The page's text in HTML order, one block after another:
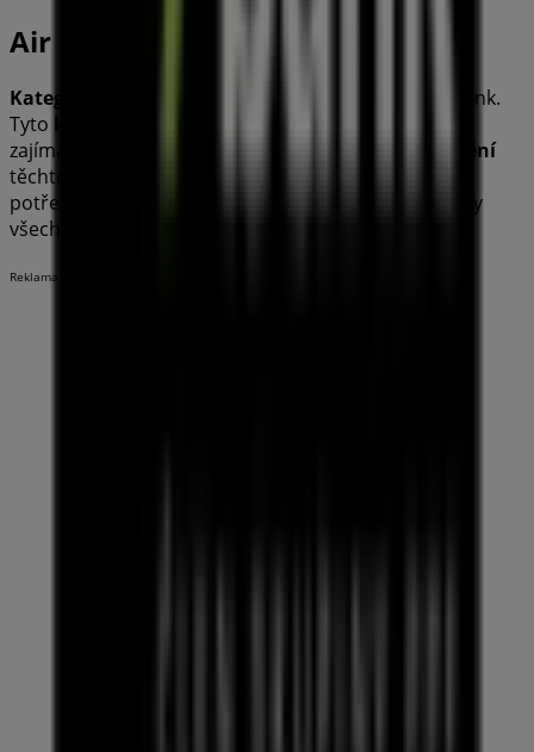
Air Bank
Kategorie Banky a Služby
bank.
Tyto
zajímavé. Velmi důlžité je také informování o
umístění
těchto
potřebujeme tak nutně najít. Zde najdete rozmístěny
všechny kanceláře nejvýznamnějších
Reklama